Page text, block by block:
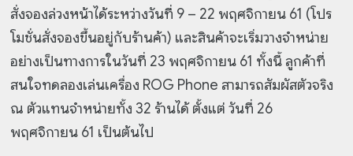
สั่งจองล่วงหน้าได้ระหว่างวันที่ 9 – 22 พฤศจิกายน 61 (โปร
โมชั่นสั่งจองขึ้นอยู่กับร้านค้า) และสินค้าจะเริ่มวางจำหน่าย
อย่างเป็นทางการในวันที่ 23 พฤศจิกายน 61 ทั้งนี้ ลูกค้าที่
สนใจทดลองเล่นเครื่อง ROG Phone สามารถสัมผัสตัวจริง
ณ ตัวแทนจำหน่ายทั้ง 32 ร้านได้ ตั้งแต่ วันที่ 26
พฤศจิกายน 61 เป็นต้นไป